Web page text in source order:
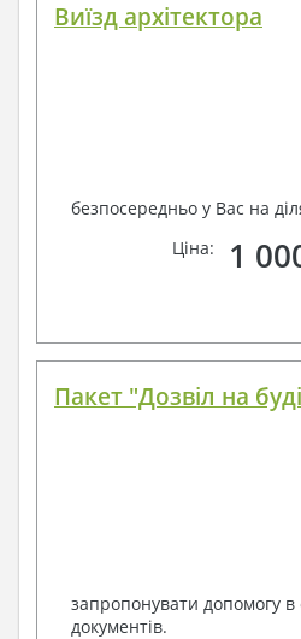
Виїзд архітектора
безпосередньо у Вас на
Ціна:
1
Пакет "Дозвіл на
запропонувати допомогу
документів.